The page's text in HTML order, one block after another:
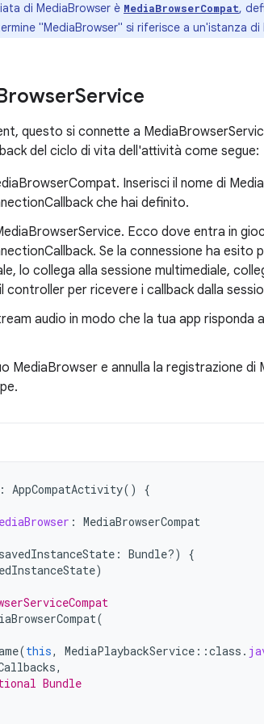
di MediaBrowser è MediaBrowserCompat,
"MediaBrowser" si riferisce a un'istanza di
Service
questo si connette a
del ciclo di vita dell'attività come segue:
Inserisci il nome di
che hai definito.
Ecco dove entra in
Se la connessione ha esito
lo collega alla sessione multimediale,
per ricevere i callback dalla
audio in modo che la tua app risponda
MediaBrowser e annulla la registrazione di
: AppCompatActivity() {
: MediaBrowserCompat
savedInstanceState : Bundle?)
{
)
(
(this, MediaPlaybackService ::class .
,
Bundle